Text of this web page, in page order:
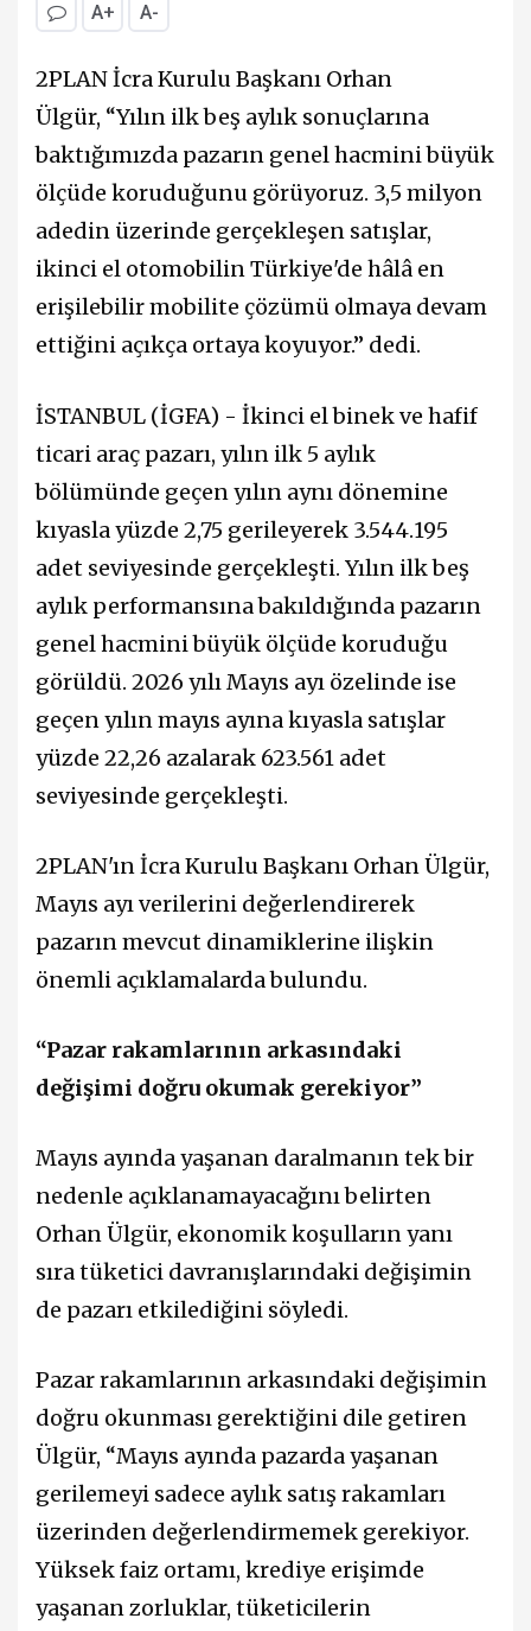
A+ A-
2PLAN İcra Kurulu Başkanı Orhan
Ülgür, “Yılın ilk beş aylık sonuçlarına
baktığımızda pazarın genel hacmini büyük
ölçüde koruduğunu görüyoruz. 3,5 milyon
adedin üzerinde gerçekleşen satışlar,
ikinci el otomobilin Türkiye'de hâlâ en
erişilebilir mobilite çözümü olmaya devam
ettiğini açıkça ortaya koyuyor.” dedi.
İSTANBUL (İGFA) - İkinci el binek ve hafif
ticari araç pazarı, yılın ilk 5 aylık
bölümünde geçen yılın aynı dönemine
kıyasla yüzde 2,75 gerileyerek 3.544.195
adet seviyesinde gerçekleşti. Yılın ilk beş
aylık performansına bakıldığında pazarın
genel hacmini büyük ölçüde koruduğu
görüldü. 2026 yılı Mayıs ayı özelinde ise
geçen yılın mayıs ayına kıyasla satışlar
yüzde 22,26 azalarak 623.561 adet
seviyesinde gerçekleşti.
2PLAN'ın İcra Kurulu Başkanı Orhan Ülgür,
Mayıs ayı verilerini değerlendirerek
pazarın mevcut dinamiklerine ilişkin
önemli açıklamalarda bulundu.
“Pazar rakamlarının arkasındaki
değişimi doğru okumak gerekiyor”
Mayıs ayında yaşanan daralmanın tek bir
nedenle açıklanamayacağını belirten
Orhan Ülgür, ekonomik koşulların yanı
sıra tüketici davranışlarındaki değişimin
de pazarı etkilediğini söyledi.
Pazar rakamlarının arkasındaki değişimin
doğru okunması gerektiğini dile getiren
Ülgür, “Mayıs ayında pazarda yaşanan
gerilemeyi sadece aylık satış rakamları
üzerinden değerlendirmemek gerekiyor.
Yüksek faiz ortamı, krediye erişimde
yaşanan zorluklar, tüketicilerin